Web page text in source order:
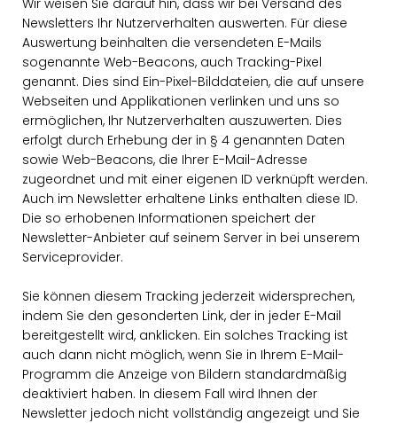
Wir weisen Sie darauf hin, dass wir bei Versand des
Newsletters Ihr Nutzerverhalten auswerten. Für diese
Auswertung beinhalten die versendeten E-Mails
sogenannte Web-Beacons, auch Tracking-Pixel
genannt. Dies sind Ein-Pixel-Bilddateien, die auf unsere
Webseiten und Applikationen verlinken und uns so
ermöglichen, Ihr Nutzerverhalten auszuwerten. Dies
erfolgt durch Erhebung der in § 4 genannten Daten
sowie Web-Beacons, die Ihrer E-Mail-Adresse
zugeordnet und mit einer eigenen ID verknüpft werden.
Auch im Newsletter erhaltene Links enthalten diese ID.
Die so erhobenen Informationen speichert der
Newsletter-Anbieter auf seinem Server in bei unserem
Serviceprovider.
Sie können diesem Tracking jederzeit widersprechen,
indem Sie den gesonderten Link, der in jeder E-Mail
bereitgestellt wird, anklicken. Ein solches Tracking ist
auch dann nicht möglich, wenn Sie in Ihrem E-Mail-
Programm die Anzeige von Bildern standardmäßig
deaktiviert haben. In diesem Fall wird Ihnen der
Newsletter jedoch nicht vollständig angezeigt und Sie